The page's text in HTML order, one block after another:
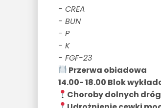
- CREA
- BUN
- P
- K
- FGF-23
Przerwa obiadowa
14.00- 18.00 Blok
Choroby dolnych